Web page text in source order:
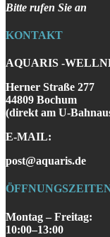
Bitte rufen Sie an
KONTAKT
AQUARIS -
Herner Straße 277
44809 Bochum
(direkt am U-
E-MAIL:
post@aquaris.de
Montag – Freitag:
10:00–13:00